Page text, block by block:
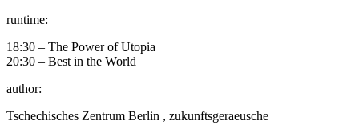
runtime:
18:30 – The Power of Utopia
20:30 – Best in the World
author:
Tschechisches Zentrum Berlin , zukunftsgeraeusche